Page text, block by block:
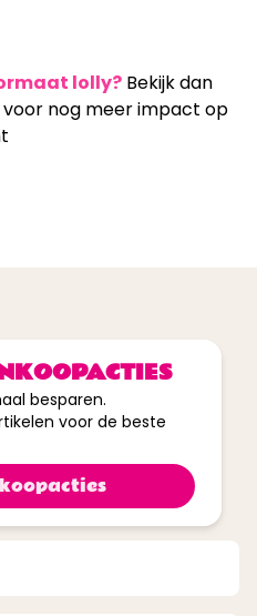
lolly? Bekijk dan
nog meer impact op
gemaakt
OFFERTE
besparen.
voor de beste